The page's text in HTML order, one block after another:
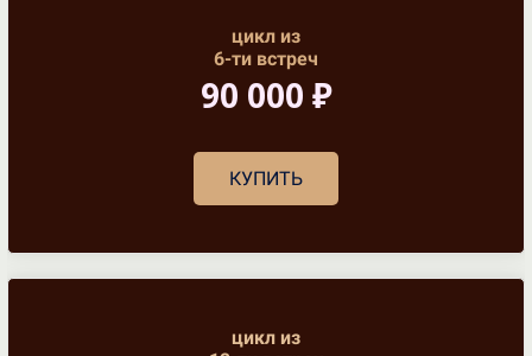
цикл из
6-ти встреч
90 000 ₽
КУПИТЬ
цикл из